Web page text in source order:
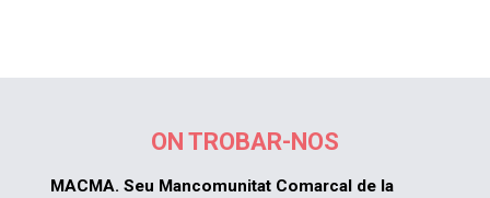
ON TROBAR-NOS
MACMA. Seu Mancomunitat Comarcal de la